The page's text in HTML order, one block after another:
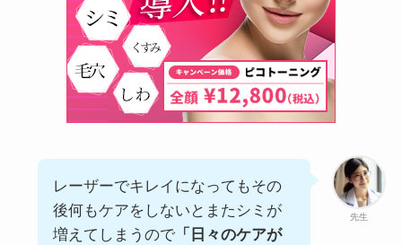
先生
レーザーでキレイになってもその
後何もケアをしないとまたシミが
増えてしまうので「日々のケアが